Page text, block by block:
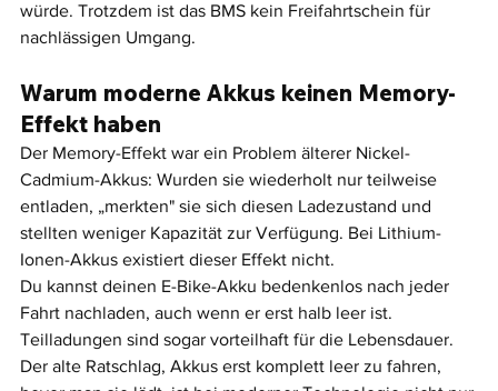
würde. Trotzdem ist das BMS kein Freifahrtschein für
nachlässigen Umgang.
Warum moderne Akkus keinen Memory-
Effekt haben
Der Memory-Effekt war ein Problem älterer Nickel-
Cadmium-Akkus: Wurden sie wiederholt nur teilweise
entladen, „merkten" sie sich diesen Ladezustand und
stellten weniger Kapazität zur Verfügung. Bei Lithium-
Ionen-Akkus existiert dieser Effekt nicht.
Du kannst deinen E-Bike-Akku bedenkenlos nach jeder
Fahrt nachladen, auch wenn er erst halb leer ist.
Teilladungen sind sogar vorteilhaft für die Lebensdauer.
Der alte Ratschlag, Akkus erst komplett leer zu fahren,